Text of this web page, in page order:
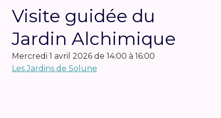
Visite guidée du
Jardin Alchimique
mercredi 1 avril 2026 de 14:00 à 16:00
Les Jardins de Solune